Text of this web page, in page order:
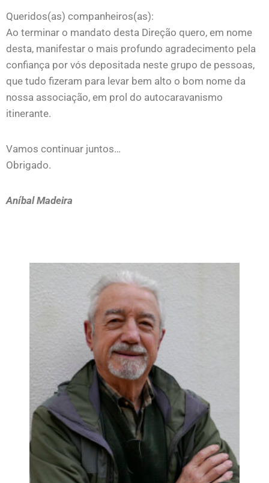
Queridos(as) companheiros(as):
Ao terminar o mandato desta Direção quero, em nome
desta, manifestar o mais profundo agradecimento pela
confiança por vós depositada neste grupo de pessoas,
que tudo fizeram para levar bem alto o bom nome da
nossa associação, em prol do autocaravanismo
itinerante.
Vamos continuar juntos…
Obrigado.
Aníbal Madeira